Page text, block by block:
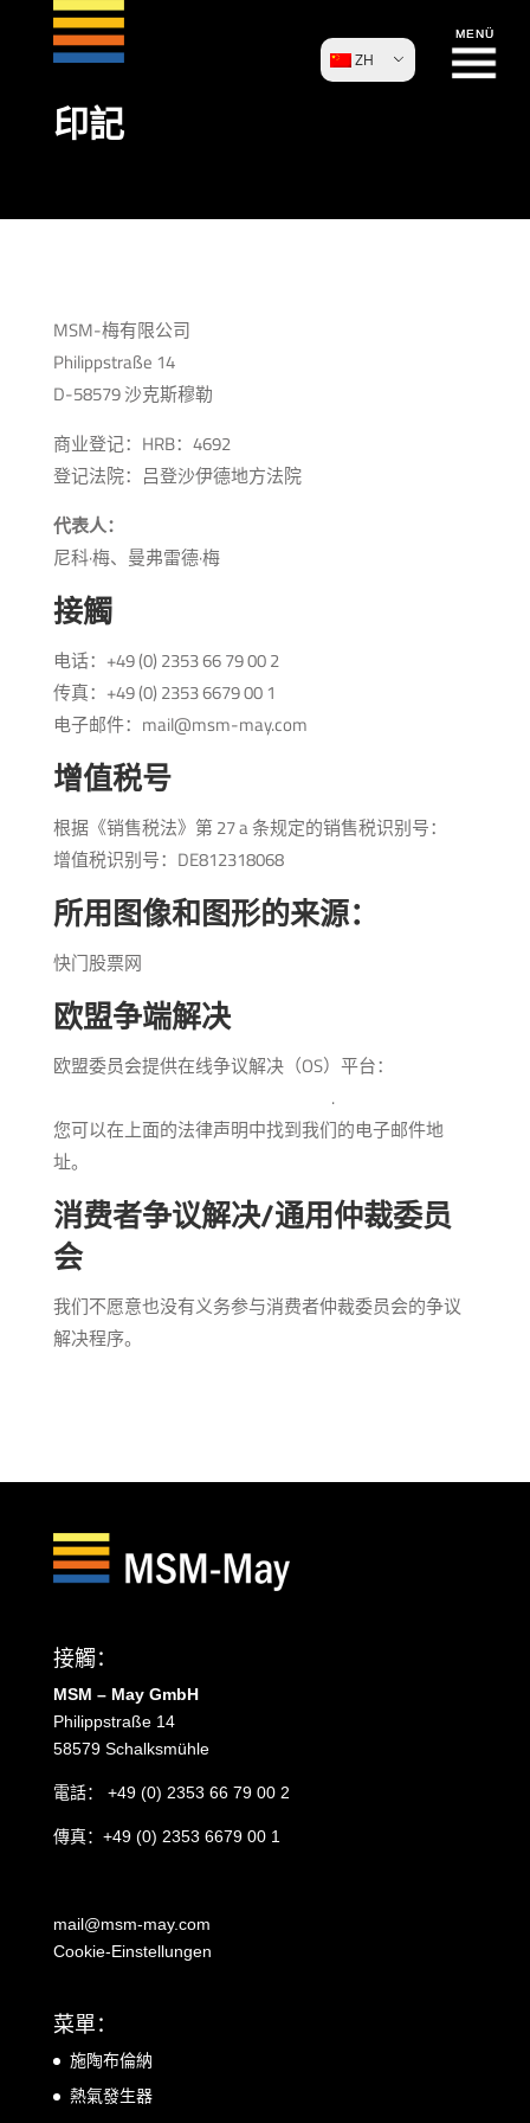
ZH
印記
MSM-梅有限公司
Philippstraße 14
D-58579 沙克斯穆勒
商业登记：HRB：4692
登记法院：吕登沙伊德地方法院
代表人：
尼科·梅、曼弗雷德·梅
接觸
电话：+49 (0) 2353 66 79 00 2
传真：+49 (0) 2353 6679 00 1
电子邮件：mail@msm-may.com
增值税号
根据《销售税法》第 27 a 条规定的销售税识别号：
增值税识别号：DE812318068
所用图像和图形的来源：
快门股票网
欧盟争端解决
欧盟委员会提供在线争议解决（OS）平台：
.
您可以在上面的法律声明中找到我们的电子邮件地
址。
消费者争议解决/通用仲裁委员
会
我们不愿意也没有义务参与消费者仲裁委员会的争议
解决程序。
接觸：
MSM – May GmbH
Philippstraße 14
58579 Schalksmühle
電話： +49 (0) 2353 66 79 00 2
傳真：+49 (0) 2353 6679 00 1
mail@msm-may.com
Cookie-Einstellungen
菜單：
施陶布倫納
熱氣發生器